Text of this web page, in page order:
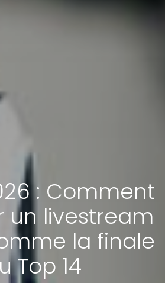
: Comment
un livestream
la finale
Top 14